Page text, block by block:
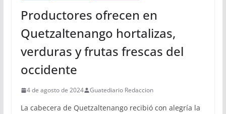
Productores ofrecen en
Quetzaltenango hortalizas,
verduras y frutas frescas del
occidente
4 de agosto de 2024 Guatediario Redaccion
La cabecera de Quetzaltenango recibió con alegría la